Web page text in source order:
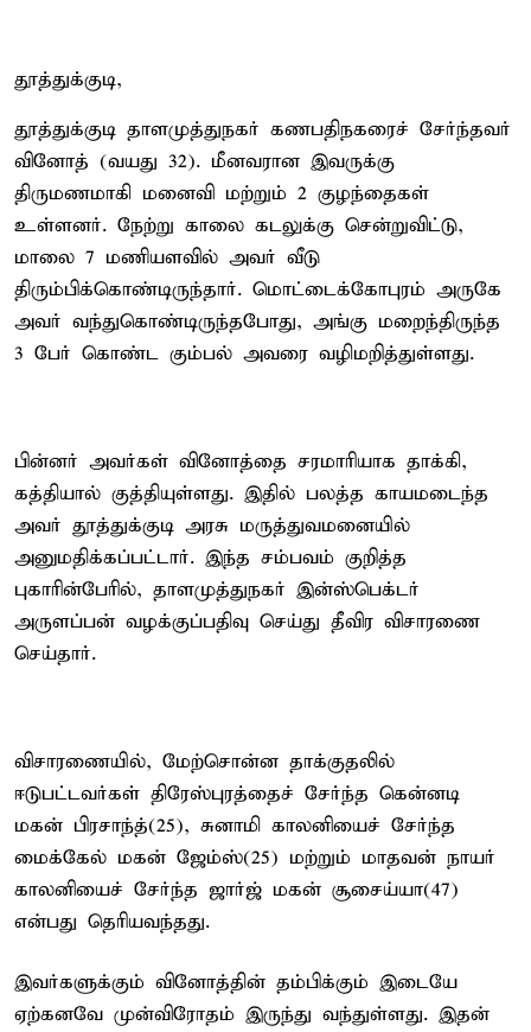
தூத்துக்குடி,
தூத்துக்குடி தாளமுத்துநகர் கணபதிநகரைச் சேர்ந்தவர்
வினோத் (வயது 32). மீனவரான இவருக்கு
திருமணமாகி மனைவி மற்றும் 2 குழந்தைகள்
உள்ளனர். நேற்று காலை கடலுக்கு சென்றுவிட்டு,
மாலை 7 மணியளவில் அவர் வீடு
திரும்பிக்கொண்டிருந்தார். மொட்டைக்கோபுரம் அருகே
அவர் வந்துகொண்டிருந்தபோது, அங்கு மறைந்திருந்த
3 பேர் கொண்ட கும்பல் அவரை வழிமறித்துள்ளது.
பின்னர் அவர்கள் வினோத்தை சரமாரியாக தாக்கி,
கத்தியால் குத்தியுள்ளது. இதில் பலத்த காயமடைந்த
அவர் தூத்துக்குடி அரசு மருத்துவமனையில்
அனுமதிக்கப்பட்டார். இந்த சம்பவம் குறித்த
புகாரின்பேரில், தாளமுத்துநகர் இன்ஸ்பெக்டர்
அருளப்பன் வழக்குப்பதிவு செய்து தீவிர விசாரணை
செய்தார்.
விசாரணையில், மேற்சொன்ன தாக்குதலில்
ஈடுபட்டவர்கள் திரேஸ்புரத்தைச் சேர்ந்த கென்னடி
மகன் பிரசாந்த்(25), சுனாமி காலனியைச் சேர்ந்த
மைக்கேல் மகன் ஜேம்ஸ்(25) மற்றும் மாதவன் நாயர்
காலனியைச் சேர்ந்த ஜார்ஜ் மகன் சூசைய்யா(47)
என்பது தெரியவந்தது.
இவர்களுக்கும் வினோத்தின் தம்பிக்கும் இடையே
ஏற்கனவே முன்விரோதம் இருந்து வந்துள்ளது. இதன்